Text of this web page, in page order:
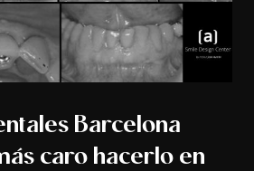
Barcelona
caro hacerlo en